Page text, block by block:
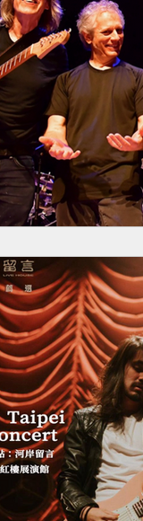
學講堂PHASE4
站 列車所有師資
夏日搖滾營